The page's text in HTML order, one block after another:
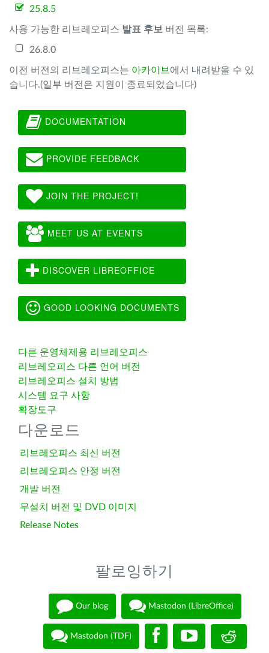
25.8.5
사용 가능한 리브레오피스 발표 후보 버전 목록:
26.8.0
이전 버전의 리브레오피스는 아카이브 에서 내려받을 수 있
습니다.(일부 버전은 지원이 종료되었습니다)
DOCUMENTATION
PROVIDE FEEDBACK
JOIN THE PROJECT!
MEET US AT EVENTS
DISCOVER LIBREOFFICE
GOOD LOOKING DOCUMENTS
다른 운영체제용 리브레오피스
리브레오피스 다른 언어 버전
리브레오피스 설치 방법
시스템 요구 사항
확장도구
다운로드
리브레오피스 최신 버전
리브레오피스 안정 버전
개발 버전
무설치 버전 및 DVD 이미지
Release Notes
팔로잉하기
Our blog Mastodon (LibreOffice)
Mastodon (TDF)